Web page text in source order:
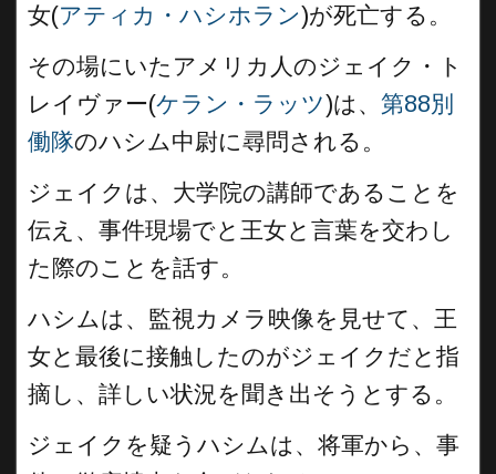
女(アティカ・ハシホラン)が死亡する。
その場にいたアメリカ人のジェイク・ト
レイヴァー(ケラン・ラッツ)は、 第88別
働隊のハシム中尉に尋問される。
ジェイクは、大学院の講師であることを
伝え、事件現場でと王女と言葉を交わし
た際のことを話す。
ハシムは、監視カメラ映像を見せて、王
女と最後に接触したのがジェイクだと指
摘し、詳しい状況を聞き出そうとする。
ジェイクを疑うハシムは、将軍から、事